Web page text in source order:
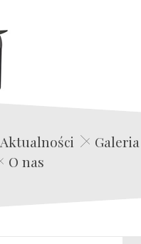
Edwin Film Agencja Aktorska
Aktualności
Galeria
O nas